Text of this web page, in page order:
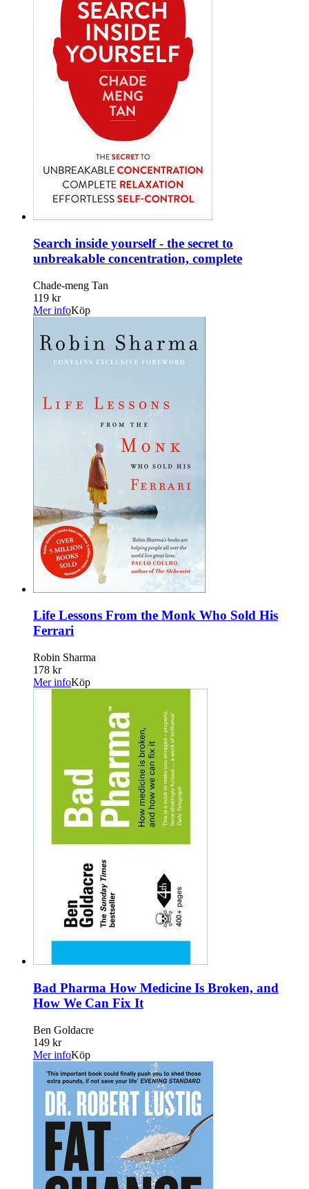
Search inside yourself - the secret to
unbreakable concentration, complete
Chade-meng Tan
119 kr
Mer infoKöp
Life Lessons From the Monk Who Sold His
Ferrari
Robin Sharma
178 kr
Mer infoKöp
Bad Pharma How Medicine Is Broken, and
How We Can Fix It
Ben Goldacre
149 kr
Mer infoKöp